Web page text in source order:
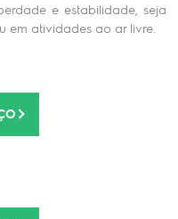
e estabilidade, seja
em atividades ao ar livre.